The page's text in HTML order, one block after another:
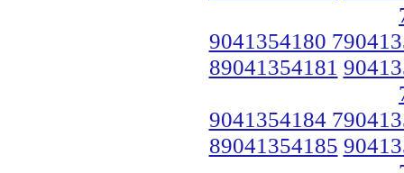
9041354180
89041354181
9041354184
89041354185